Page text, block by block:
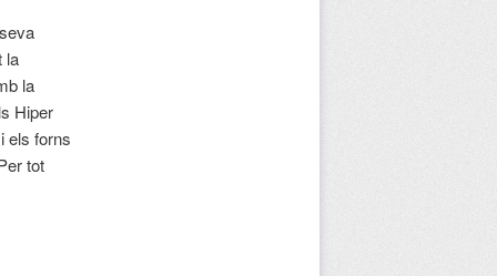
la
la
Hiper
els forns
tot